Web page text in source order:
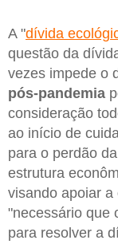
A "dívida
questão da
vezes impede o
pós-pandemia
consideração
ao início de
para o perdão da
estrutura
visando apoiar a
"necessário que
para resolver a